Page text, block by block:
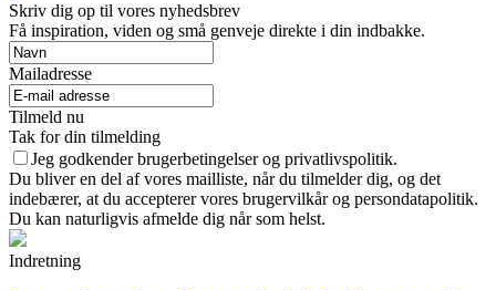
Skriv dig op til vores nyhedsbrev
Få inspiration, viden og små genveje direkte i din indbakke.
Mailadresse
Tilmeld nu
Tak for din tilmelding
Jeg godkender brugerbetingelser og privatlivspolitik.
Du bliver en del af vores mailliste, når du tilmelder dig, og det
indebærer, at du accepterer vores brugervilkår og persondatapolitik.
Du kan naturligvis afmelde dig når som helst.
Indretning